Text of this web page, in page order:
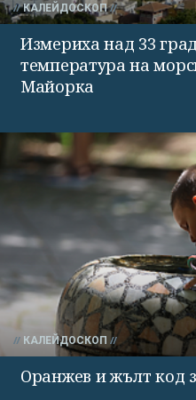
КАЛЕЙДОСКОП
Измериха над 33
температура на
Майорка
КАЛЕЙДОСКОП
Оранжев и жълт код